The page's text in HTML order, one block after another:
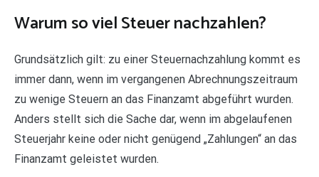
Warum so viel Steuer nachzahlen?
Grundsätzlich gilt: zu einer Steuernachzahlung kommt es
immer dann, wenn im vergangenen Abrechnungszeitraum
zu wenige Steuern an das Finanzamt abgeführt wurden.
Anders stellt sich die Sache dar, wenn im abgelaufenen
Steuerjahr keine oder nicht genügend „Zahlungen“ an das
Finanzamt geleistet wurden.